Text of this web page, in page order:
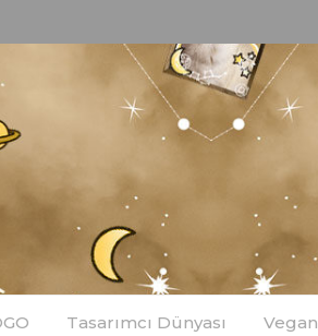
Tasarımcı Dünyası Vegan